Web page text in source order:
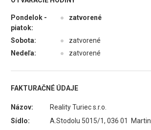
Pondelok -
piatok:
● zatvorené
Sobota: ●
zatvorené
Nedeľa:
● zatvorené
FAKTURAČNÉ ÚDAJE
Názov:
Reality Turiec s.r.o.
Sídlo:
A.Stodolu 5015/1, 036 01 Martin